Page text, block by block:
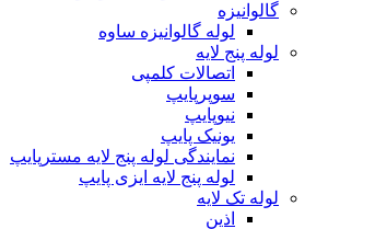
گالوانیزه
لوله گالوانیزه ساوه
لوله پنج لایه
اتصالات کلمپی
سوپرپایپ
نیوپایپ
یونیک پایپ
نمایندگی لوله پنج لایه مسترپایپ
لوله پنج لایه ایزی پایپ
لوله تک لایه
اذین